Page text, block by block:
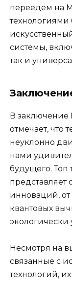
переедем на
технологиями
системы,
так и
В
отмечает, что
неуклонно
нами
будущего. Топ
представляет
инноваций, от
квантовых
Несмотря на
связанные с
технологий,